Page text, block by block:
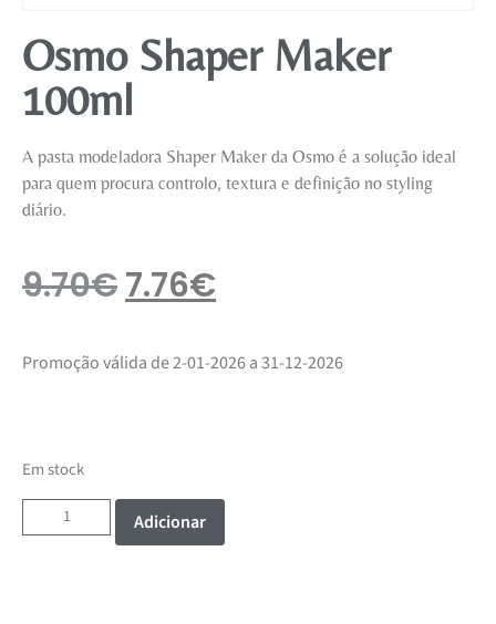
Osmo Shaper Maker
100ml
A pasta modeladora Shaper Maker da Osmo é a solução ideal
para quem procura controlo, textura e definição no styling
diário.
9.70€7.76€
Promoção válida de 2-01-2026 a 31-12-2026
Em stock
Adicionar